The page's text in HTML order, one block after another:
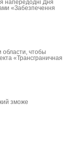
напередодні Дня
«Забезпечення
области, чтобы
«Трансграничная
зможе